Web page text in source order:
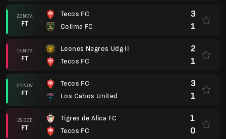
22 NOV.
FT
Tecos FC
Colima FC
3
1
15 NOV.
FT
Leones Negros Udg II
Tecos FC
2
1
07 NOV.
FT
Tecos FC
Los Cabos United
3
1
25 OCT.
FT
Tigres de Alica FC
Tecos FC
1
0